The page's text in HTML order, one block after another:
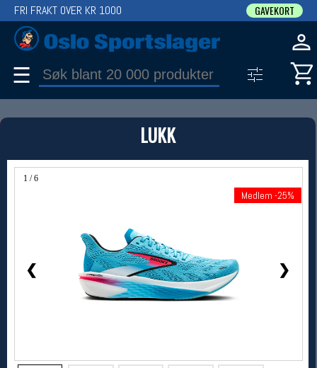
LUKK
1 / 6
❮ ❯
Medlem -25%
FRI FRAKT OVER KR 1000 GAVEKORT
☰
PRODUKT
Produkter (1)
Bruk filter til å spisse søket